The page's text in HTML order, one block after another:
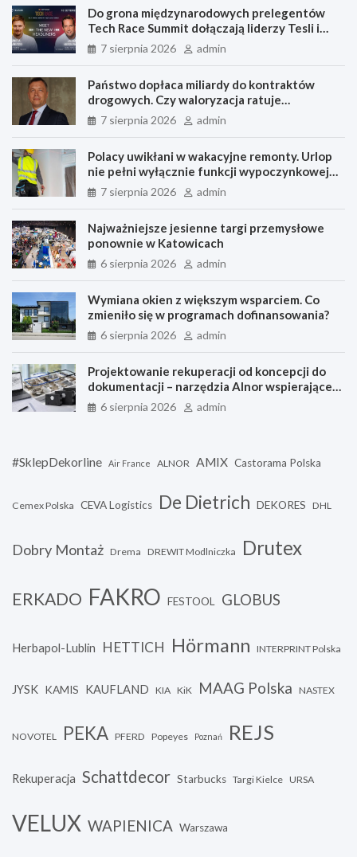
Do grona międzynarodowych prelegentów
Tech Race Summit dołączają liderzy Tesli i
PandaDoc
7 sierpnia 2026 admin
Państwo dopłaca miliardy do kontraktów
drogowych. Czy waloryzacja ratuje
inwestycje, czy nagradza błędne oferty?
7 sierpnia 2026 admin
Polacy uwikłani w wakacyjne remonty. Urlop
nie pełni wyłącznie funkcji wypoczynkowej
[BADANIE]
7 sierpnia 2026 admin
Najważniejsze jesienne targi przemysłowe
ponownie w Katowicach
6 sierpnia 2026 admin
Wymiana okien z większym wsparciem. Co
zmieniło się w programach dofinansowania?
6 sierpnia 2026 admin
Projektowanie rekuperacji od koncepcji do
dokumentacji – narzędzia Alnor wspierające
każdy etap pracy
6 sierpnia 2026 admin
#SklepDekorline Air France ALNOR AMIX Castorama Polska
Cemex Polska CEVA Logistics De Dietrich DEKORES DHL
Dobry Montaż Drema DREWIT Modlniczka Drutex
ERKADO FAKRO FESTOOL GLOBUS
Herbapol-Lublin HETTICH Hörmann INTERPRINT Polska
JYSK KAMIS KAUFLAND KIA KiK MAAG Polska NASTEX
NOVOTEL PEKA PFERD Popeyes Poznań REJS
Rekuperacja Schattdecor Starbucks Targi Kielce URSA
VELUX WAPIENICA Warszawa